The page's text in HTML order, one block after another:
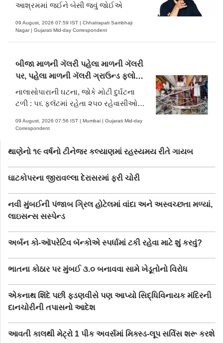
આશ્રમમાં જઈને બેસી જવું જોઈએ
09 August, 2026 07:59 IST | Chhatrapati Sambhaji
Nagar | Gujarati Mid-day Correspondent
બીજા માળની ગૅલરી પહેલા માળની ગૅલરી
પર, પહેલા માળની ગૅલરી ગ્રાઉન્ડ ફ્લોર
પર પડી
નાલાસોપારાની ઘટના, જોકે મોટી દુર્ઘટના
ટળી : ૫૬ ફ્લૅટમાં રહેતા ૨૫૦ રહેવાસીઓને
09 August, 2026 07:56 IST | Mumbai | Gujarati Mid-day
Correspondent
થાણેનો ૧૯ વર્ષનો ટીનેજર કલ્યાણમાં રહસ્યમય રીતે ગાયબ
ઘાટકોપરના જીરાવલ્લા દેરાસરમાં ફરી ચોરી
નવી મુંબઈની પંજાબ ગ્રિલ હોટેલમાં વાંદા અને અસ્વચ્છતા મળ્યાં,
લાઇસન્સ સસ્પેન્ડ
અર્બન કો-ઑપરેટિવ બૅન્કોએ સ્પર્ધામાં ટકી રહેવા માટે શું કરવું?
ભાતના કોઠાર પર મુંબઈ ૩.૦ બનાવવા સામે ખેડૂતોનો વિરોધ
એકનાથ શિંદે પછી ફડણવીસે પણ આપ્યો સિદ્ધિવિનાયક મંદિરની
દાનચોરીની તપાસનો આદેશ
આવતી કાલથી મેટ્રો 1 પીક અવર્સમાં મિક્સ્ડ-લૂપ સર્વિસ શરૂ કરશે